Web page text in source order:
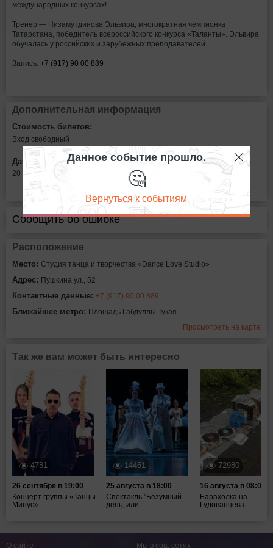
международных конкурсах!
​Тренер — Низамутдинова Эльвира, многократная чемпионка
Татарстана, победитель всероссийского конкурса «Таланты». Эльвира
обучалась у российских и зарубежных преподавателей.
Запись: +7 (917) 90 00 889
Дополнительная информация
Стоимость билетов:
Вход свободный
Дата:
20 ноября в 14:00
Сообщить об ошибке
Расположение
Место: Студия танца и творчества «Dance Love Studio»
Адрес: Пушкина ул., 52
Контактные данные: +7 (917) 90 00 889
Ближайшее метро: Площадь Габдуллы Тукая
Просмотреть на карте
Так же вам может быть интересно
4781
26 сентября в 19:00
Концерт группы «Танцы
Минус»
14451
25 августа в 18:00
Спектакль "Безумный
день, или...
72980
16 августа в 08:00
Барахолка на
Гудованцева
Данное событие прошло.
🤔
Вернуться к событиям
О сайте Мы в соц. сетях